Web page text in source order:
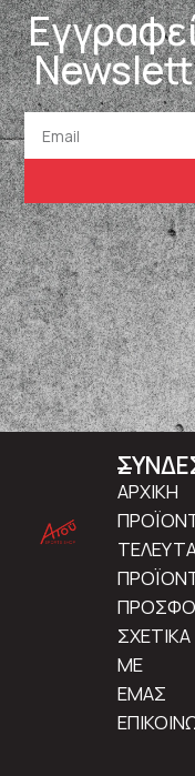
ΑΡΧΙΚΗ
ΣΧΕΤΙΚΑ
ΜΕ
ΕΜΑΣ